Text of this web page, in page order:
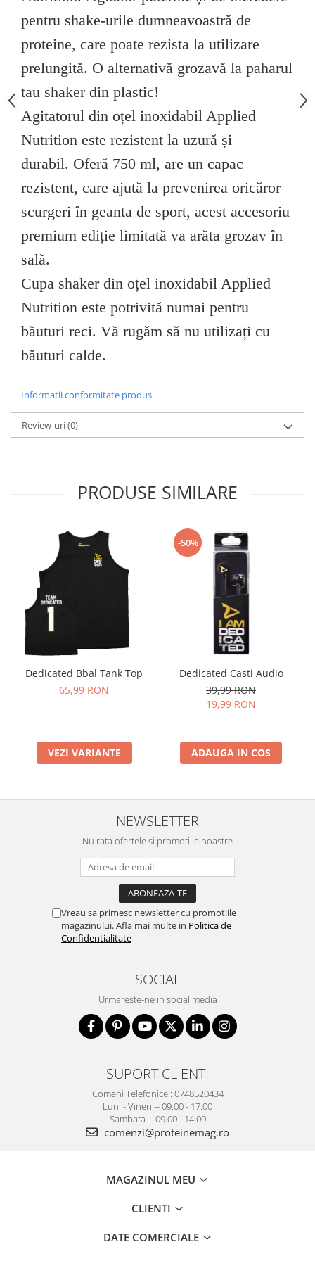
Universal
Vitargo
Weider
Zenana
pentru shake-urile dumneavoastră de
proteine, care poate rezista la utilizare
prelungită. O alternativă grozavă la paharul
tau shaker din plastic!
Agitatorul din oțel inoxidabil Applied
Nutrition este rezistent la uzură și
durabil. Oferă 750 ml, are un capac
rezistent, care ajută la prevenirea oricăror
scurgeri în geanta de sport, acest accesoriu
premium ediție limitată va arăta grozav în
sală.
Cupa shaker din oțel inoxidabil Applied
Nutrition este potrivită numai pentru
băuturi reci. Vă rugăm să nu utilizați cu
băuturi calde.
Informatii conformitate produs
Review-uri(0)
PRODUSE SIMILARE
Dedicated Bbal Tank Top
65,99 RON
VEZI VARIANTE
-50%
Dedicated Casti Audio
39,99 RON
19,99 RON
ADAUGA IN COS
NEWSLETTER
Nu rata ofertele si promotiile noastre
Vreau sa primesc newsletter cu promotiile
magazinului. Afla mai multe in Politica de
Confidentialitate
SOCIAL
Urmareste-ne in social media
SUPORT CLIENTI
Comeni Telefonice : 0748520434
Luni - Vineri -- 09.00 - 17.00
Sambata -- 09.00 - 14.00
comenzi@proteinemag.ro
MAGAZINUL MEU
CLIENTI
DATE COMERCIALE